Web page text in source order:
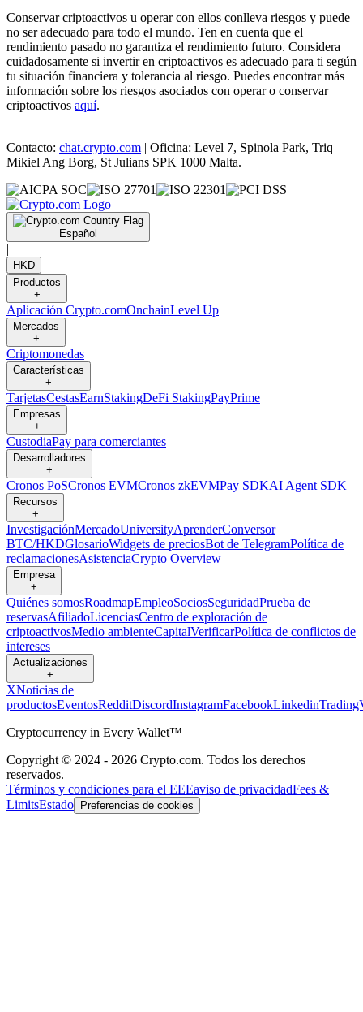
Conservar criptoactivos u operar con ellos conlleva riesgos y puede
no ser adecuado para todo el mundo. Ten en cuenta que el
rendimiento pasado no garantiza el rendimiento futuro. Considera
cuidadosamente si invertir en criptoactivos es adecuado para ti según
tu situación financiera y tolerancia al riesgo. Puedes encontrar más
información sobre los riesgos asociados con operar o conservar
criptoactivos aquí.
Contacto: chat.crypto.com | Oficina: Level 7, Spinola Park, Triq
Mikiel Ang Borg, St Julians SPK 1000 Malta.
Español
|
HKD
Productos
+
Aplicación Crypto.comOnchainLevel Up
Mercados
+
Criptomonedas
Características
+
TarjetasCestasEarnStakingDeFi StakingPayPrime
Empresas
+
CustodiaPay para comerciantes
Desarrolladores
+
Cronos PoSCronos EVMCronos zkEVMPay SDKAI Agent SDK
Recursos
+
InvestigaciónMercadoUniversityAprenderConversor
BTC/HKDGlosarioWidgets de preciosBot de TelegramPolítica de
reclamacionesAsistenciaCrypto Overview
Empresa
+
Quiénes somosRoadmapEmpleoSociosSeguridadPrueba de
reservasAfiliadoLicenciasCentro de exploración de
criptoactivosMedio ambienteCapitalVerificarPolítica de conflictos de
intereses
Actualizaciones
+
XNoticias de
productosEventosRedditDiscordInstagramFacebookLinkedin
Cryptocurrency in Every Wallet™
Copyright © 2024 - 2026 Crypto.com. Todos los derechos
reservados.
Términos y condiciones para el EEEaviso de privacidadFees &
LimitsEstado Preferencias de cookies